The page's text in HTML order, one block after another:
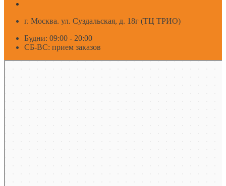
г. Москва. ул. Суздальская, д. 18г (ТЦ ТРИО)
Будни: 09:00 - 20:00
СБ-ВС: прием заказов